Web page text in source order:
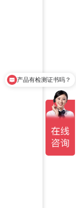
产品有检测证书吗？